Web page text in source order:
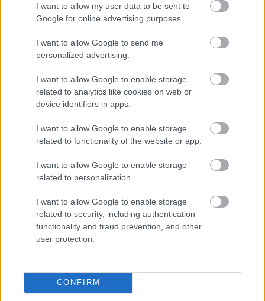
I want to allow my user data to be sent to
Google for online advertising purposes.
I want to allow Google to send me
personalized advertising.
I want to allow Google to enable storage
related to analytics like cookies on web or
device identifiers in apps.
I want to allow Google to enable storage
related to functionality of the website or app.
I want to allow Google to enable storage
related to personalization.
I want to allow Google to enable storage
related to security, including authentication
functionality and fraud prevention, and other
user protection.
CONFIRM
az MLSZ
lefektetett elvek gyakorlatba történő
következetes átvitelét célozza meg a
következő időszakra vonatkozóan a Magyar
Labdarúgó […]
2021.09.24.
NB1